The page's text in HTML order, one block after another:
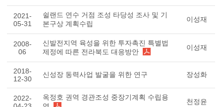
2021-
05-31
쉴랜드 연수 거점 조성 타당성 조사 및 기
본구상 계획수립
이성재
2008-
06
신발전지역 육성을 위한 투자촉진 특별법
제정에 따른 전라북도 대응방안
이성재
2018-
12-30
신성장 동력사업 발굴을 위한 연구 장성화
2022-
옥정호 권역 경관조성 중장기계획 수립용
천정윤